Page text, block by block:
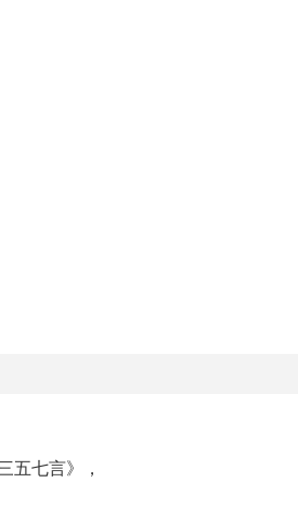
五七言》，